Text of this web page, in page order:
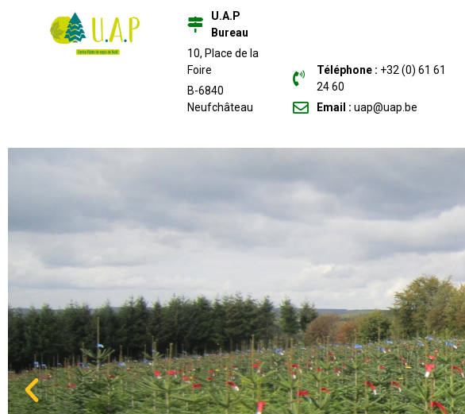
U.A.P
Bureau
10, Place de la
Foire
B-6840
Neufchâteau
Téléphone : +32 (0) 61 61
24 60
Email : uap@uap.be